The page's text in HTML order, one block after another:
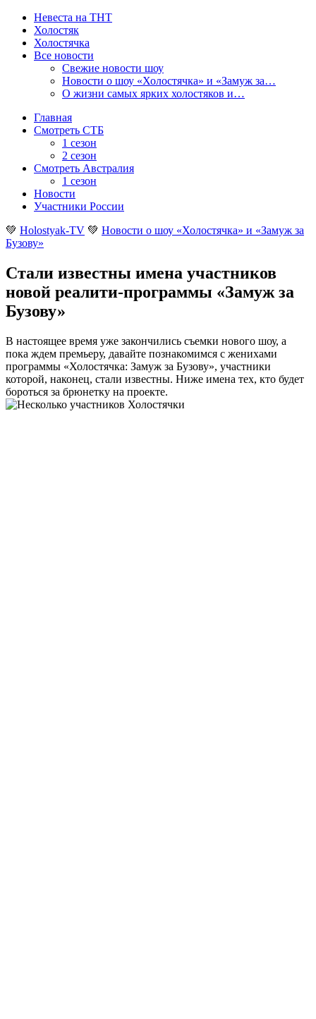
Невеста на ТНТ
Холостяк
Холостячка
Все новости
Свежие новости шоу
Новости о шоу «Холостячка» и «Замуж за…
О жизни самых ярких холостяков и…
Главная
Смотреть СТБ
1 сезон
2 сезон
Смотреть Австралия
1 сезон
Новости
Участники России
💚 Holostyak-TV 💚 Новости о шоу «Холостячка» и «Замуж за
Бузову»
Стали известны имена участников
новой реалити-программы «Замуж за
Бузову»
В настоящее время уже закончились съемки нового шоу, а
пока ждем премьеру, давайте познакомимся с женихами
программы «Холостячка: Замуж за Бузову», участники
которой, наконец, стали известны. Ниже имена тех, кто будет
бороться за брюнетку на проекте.